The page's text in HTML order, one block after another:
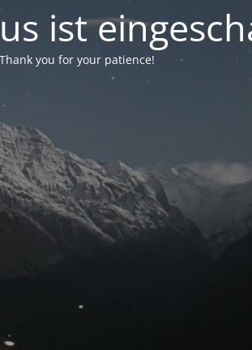
ist
you for your patience!